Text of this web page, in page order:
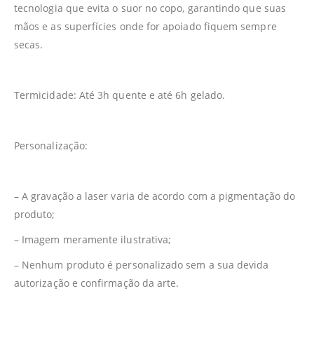
tecnologia que evita o suor no copo, garantindo que suas
mãos e as superfícies onde for apoiado fiquem sempre
secas.
Termicidade: Até 3h quente e até 6h gelado.
Personalização:
– A gravação a laser varia de acordo com a pigmentação do
produto;
– Imagem meramente ilustrativa;
– Nenhum produto é personalizado sem a sua devida
autorização e confirmação da arte.